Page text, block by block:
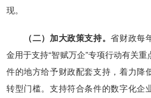
现。
（二）加大政策支持。省财政每
金用于支持“智赋万企”专项行动有关
件的地方给予财政配套支持，着力降
转型门槛。支持符合条件的数字化企